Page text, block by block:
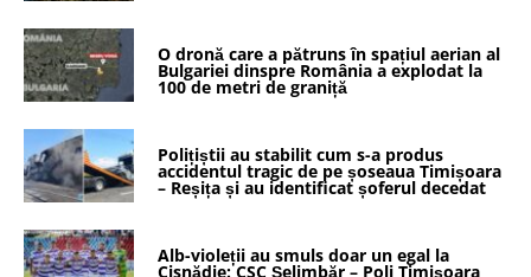
O dronă care a pătruns în spațiul aerian al
Bulgariei dinspre România a explodat la
100 de metri de graniță
Polițiștii au stabilit cum s-a produs
accidentul tragic de pe șoseaua Timișoara
– Reșița și au identificat șoferul decedat
Alb-violeții au smuls doar un egal la
Cisnădie: CSC Șelimbăr – Poli Timișoara